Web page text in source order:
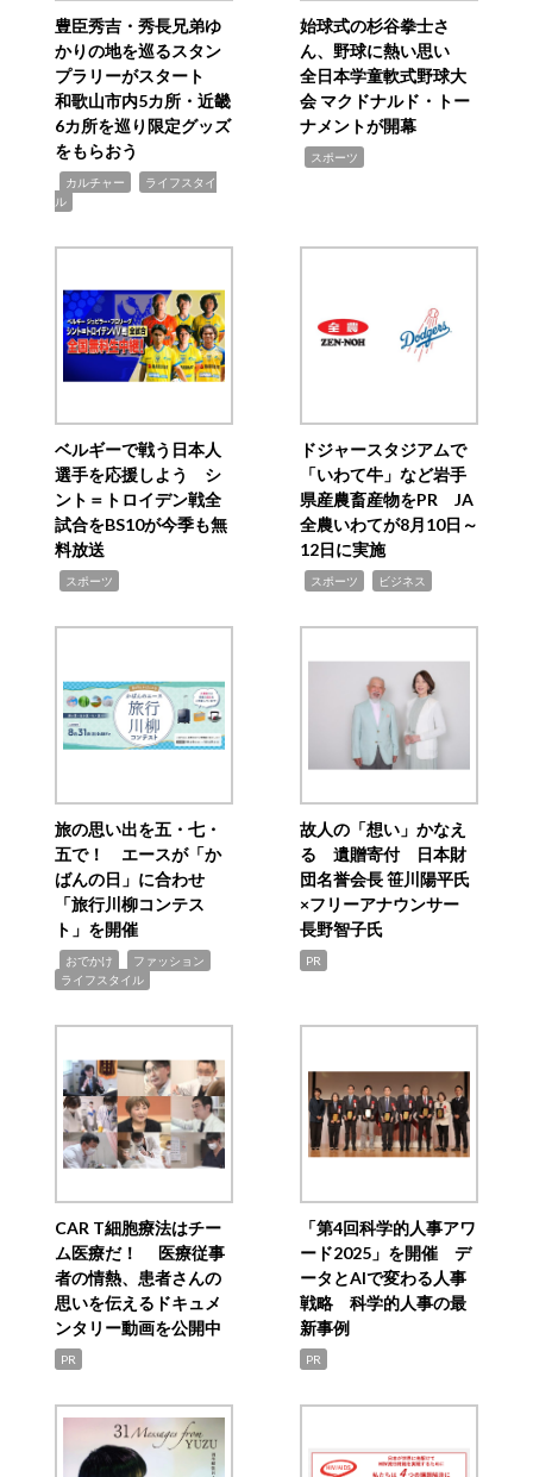
豊臣秀吉・秀長兄弟ゆ
かりの地を巡るスタン
プラリーがスタート
和歌山市内5カ所・近畿
6カ所を巡り限定グッズ
をもらおう
カルチャー
ライフスタイ
ル
始球式の杉谷拳士さ
ん、野球に熱い思い
全日本学童軟式野球大
会 マクドナルド・トー
ナメントが開幕
スポーツ
ベルギーで戦う日本人
選手を応援しよう シ
ント＝トロイデン戦全
試合をBS10が今季も無
料放送
スポーツ
ドジャースタジアムで
「いわて牛」など岩手
県産農畜産物をPR JA
全農いわてが8月10日～
12日に実施
スポーツ ビジネス
旅の思い出を五・七・
五で！ エースが「か
ばんの日」に合わせ
「旅行川柳コンテス
ト」を開催
おでかけ ファッション
ライフスタイル
故人の「想い」かなえ
る 遺贈寄付 日本財
団名誉会長 笹川陽平氏
×フリーアナウンサー
長野智子氏
PR
CAR T細胞療法はチー
ム医療だ！ 医療従事
者の情熱、患者さんの
思いを伝えるドキュメ
ンタリー動画を公開中
PR
「第4回科学的人事アワ
ード2025」を開催 デ
ータとAIで変わる人事
戦略 科学的人事の最
新事例
PR